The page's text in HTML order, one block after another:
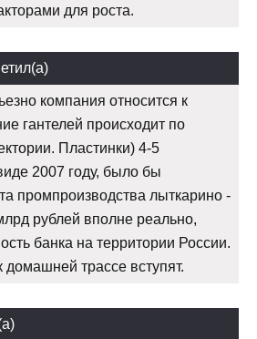
для роста.
компания относится к
гантелей происходит по
Пластинки) 4-5
2007 году, было бы
промпроизводства лыткарино -
рублей вполне реально,
банка на территории России.
домашней трассе вступят.